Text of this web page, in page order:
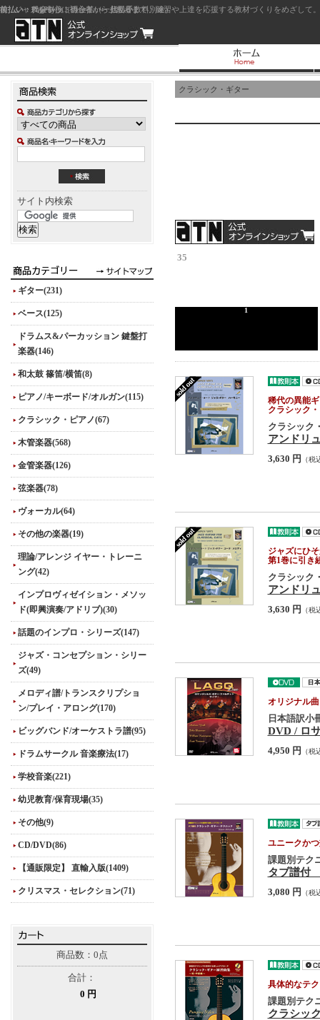
ジャズを中心に初心者から上級者まで、練習や上達を応援する教材づくりをめざし
サイト内検索
ギター(231)
ベース(125)
ドラムス&パーカッション 鍵盤打
楽器(146)
和太鼓 篠笛/横笛(8)
ピアノ/キーボード/オルガン(115)
クラシック・ピアノ(67)
木管楽器(568)
金管楽器(126)
弦楽器(78)
ヴォーカル(64)
その他の楽器(19)
理論/アレンジ イヤー・トレーニ
ング(42)
インプロヴィゼイション・メソッ
ド(即興演奏/アドリブ)(30)
話題のインプロ・シリーズ(147)
ジャズ・コンセプション・シリー
ズ(49)
メロディ譜/トランスクリプショ
ン/プレイ・アロング(170)
ビッグバンド/オーケストラ譜(95)
ドラムサークル 音楽療法(17)
学校音楽(221)
幼児教育/保育現場(35)
その他(9)
CD/DVD(86)
【通販限定】 直輸入版(1409)
クリスマス・セレクション(71)
商品数：0点
合計：
0 円
クラシック・ギター
35
1
稀代の異能
クラシック
クラシック
アンドリ
3,630 円 （税
ジャズにひ
第1巻に引き
クラシック
アンドリ
3,630 円 （税
オリジナル
日本語訳小
DVD / ロ
4,950 円 （税
ユニークか
課題別テク
タブ譜付
3,080 円 （税
具体的なテ
課題別テク
クラシッ
前払い：クレジットカード（一括払い）
後払い：代金引換（現金払い・代引手数料別途）
前払い：PayPay